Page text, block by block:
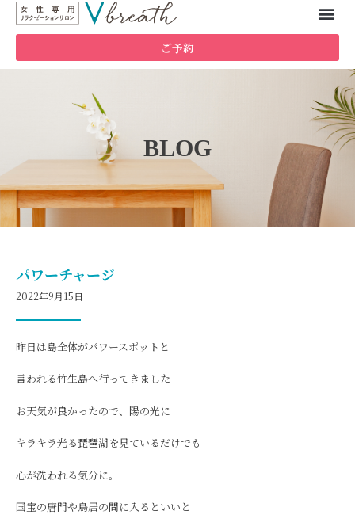
ご予約
BLOG
パワーチャージ
2022年9月15日
昨日は島全体がパワースポットと
言われる竹生島へ行ってきました
お天気が良かったので、陽の光に
キラキラ光る琵琶湖を見ているだけでも
心が洗われる気分に。
国宝の唐門や鳥居の間に入るといいと